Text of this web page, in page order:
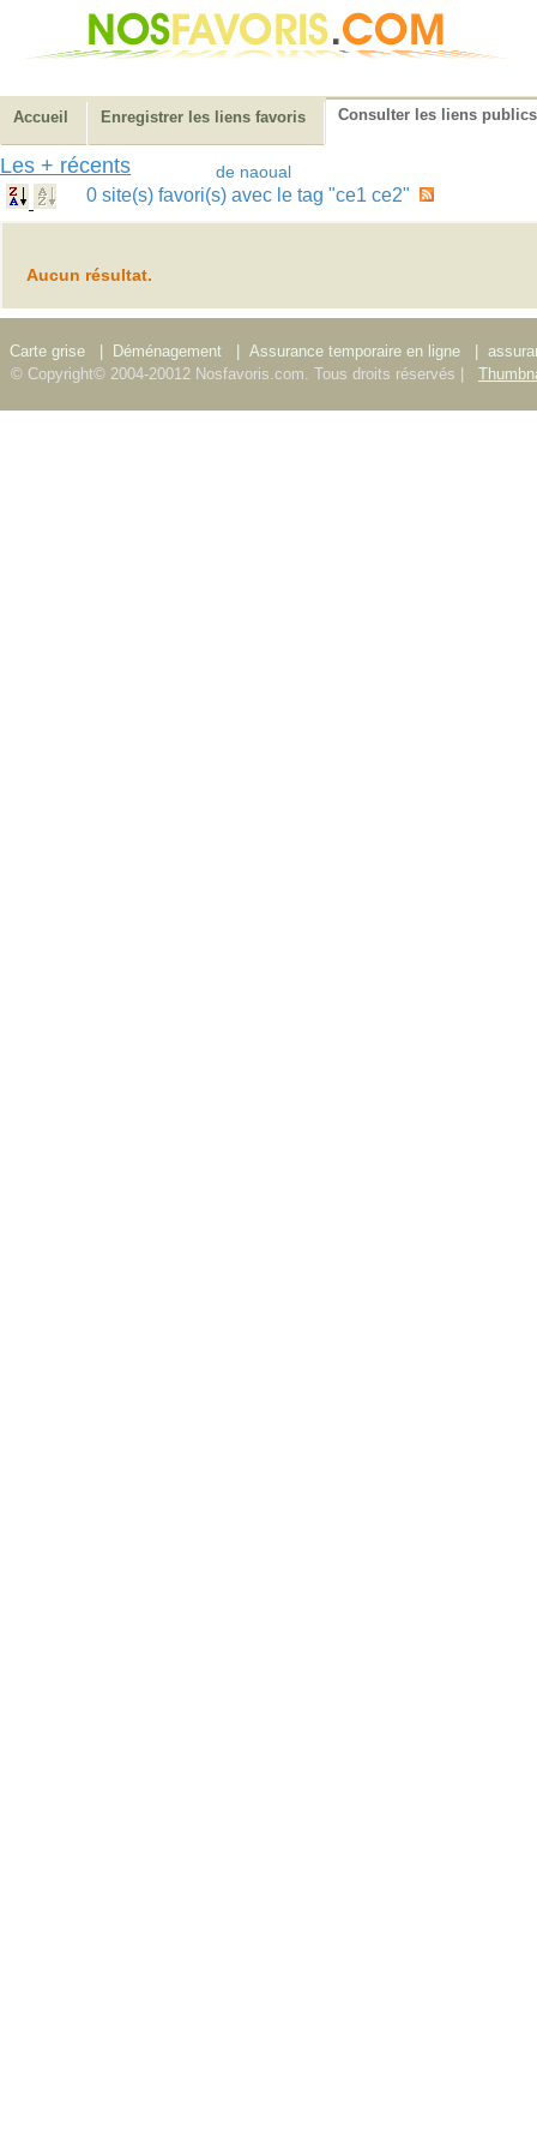
Accueil Enregistrer les liens favoris Consulter les liens publics
Les + récents de naoual
0 site(s) favori(s) avec le tag "ce1 ce2"
Aucun résultat.
Carte grise Déménagement Assurance temporaire en ligne
© Copyright© 2004-20012 Nosfavoris.com. Tous droits réservés |